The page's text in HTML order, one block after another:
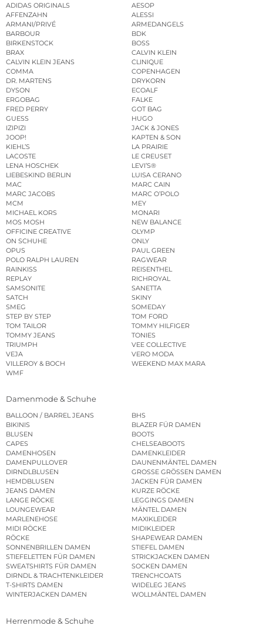
ADIDAS ORIGINALS
AESOP
AFFENZAHN
ALESSI
ARMANI/PRIVÉ
ARMEDANGELS
BARBOUR
BDK
BIRKENSTOCK
BOSS
BRAX
CALVIN KLEIN
CALVIN KLEIN JEANS
CLINIQUE
COMMA
COPENHAGEN
DR. MARTENS
DRYKORN
DYSON
ECOALF
ERGOBAG
FALKE
FRED PERRY
GOT BAG
GUESS
HUGO
IZIPIZI
JACK & JONES
JOOP!
KAPTEN & SON
KIEHL’S
LA PRAIRIE
LACOSTE
LE CREUSET
LENA HOSCHEK
LEVI’S®
LIEBESKIND BERLIN
LUISA CERANO
MAC
MARC CAIN
MARC JACOBS
MARC O’POLO
MCM
MEY
MICHAEL KORS
MONARI
MOS MOSH
NEW BALANCE
OFFICINE CREATIVE
OLYMP
ON SCHUHE
ONLY
OPUS
PAUL GREEN
POLO RALPH LAUREN
RAGWEAR
RAINKISS
REISENTHEL
REPLAY
RICHROYAL
SAMSONITE
SANETTA
SATCH
SKINY
SMEG
SOMEDAY
STEP BY STEP
TOM FORD
TOM TAILOR
TOMMY HILFIGER
TOMMY JEANS
TONIES
TRIUMPH
VEE COLLECTIVE
VEJA
VERO MODA
VILLEROY & BOCH
WEEKEND MAX MARA
WMF
Damenmode & Schuhe
BALLOON / BARREL JEANS
BHS
BIKINIS
BLAZER FÜR DAMEN
BLUSEN
BOOTS
CAPES
CHELSEABOOTS
DAMENHOSEN
DAMENKLEIDER
DAMENPULLOVER
DAUNENMÄNTEL DAMEN
DIRNDLBLUSEN
GROSSE GRÖSSEN DAMEN
HEMDBLUSEN
JACKEN FÜR DAMEN
JEANS DAMEN
KURZE RÖCKE
LANGE RÖCKE
LEGGINGS DAMEN
LOUNGEWEAR
MÄNTEL DAMEN
MARLENEHOSE
MAXIKLEIDER
MIDI RÖCKE
MIDIKLEIDER
RÖCKE
SHAPEWEAR DAMEN
SONNENBRILLEN DAMEN
STIEFEL DAMEN
STIEFELETTEN FÜR DAMEN
STRICKJACKEN DAMEN
SWEATSHIRTS FÜR DAMEN
SOCKEN DAMEN
DIRNDL & TRACHTENKLEIDER
TRENCHCOATS
T-SHIRTS DAMEN
WIDELEG JEANS
WINTERJACKEN DAMEN
WOLLMÄNTEL DAMEN
Herrenmode & Schuhe